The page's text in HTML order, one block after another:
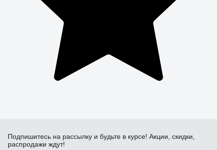
Подпишитесь на рассылку и будьте в курсе! Акции, скидки,
распродажи ждут!